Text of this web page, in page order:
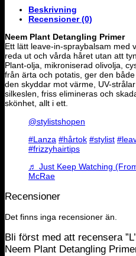
Primer
200ml
mängd
Beskrivning
Recensioner (0)
Neem Plant Detangling Primer
Ett lätt leave-in-spraybalsam med
reda ut och vårda håret utan att
Plant-olja, mikroniserad olivolja,
från ärta och potatis, ger den
den skyddar mot värme, UV-
silkeslen, friss elimineras och
skönhet, allt i ett.
@stylistshopen
#Lanza #hårtok #stylist
#frizzyhairtips
♬ Just Keep Watching
McRae
Recensioner
Det finns inga recensioner än.
Bli först med att recensera
Neem Plant Detangling